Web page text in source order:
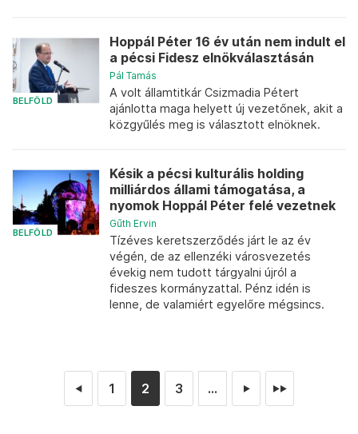
BELFÖLD
Hoppál Péter 16 év után nem indult el
a pécsi Fidesz elnökválasztásán
Pál Tamás
A volt államtitkár Csizmadia Pétert
ajánlotta maga helyett új vezetőnek, akit a
közgyűlés meg is választott elnöknek.
BELFÖLD
Késik a pécsi kulturális holding
milliárdos állami támogatása, a
nyomok Hoppál Péter felé vezetnek
Gűth Ervin
Tízéves keretszerződés járt le az év
végén, de az ellenzéki városvezetés
évekig nem tudott tárgyalni újról a
fideszes kormányzattal. Pénz idén is
lenne, de valamiért egyelőre mégsincs.
◄ 1 2 3 ... ► ►►